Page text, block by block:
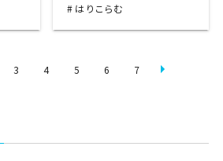
はりこらむ
3 4 5 6 7